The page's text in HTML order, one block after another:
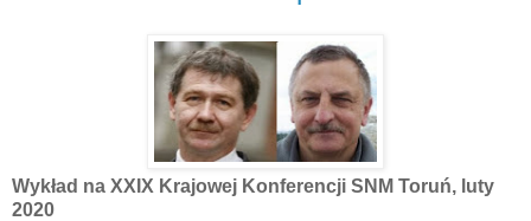
Wykład na XXIX Krajowej Konferencji SNM Toruń, luty
2020